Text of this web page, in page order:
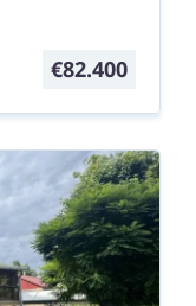
€82.400